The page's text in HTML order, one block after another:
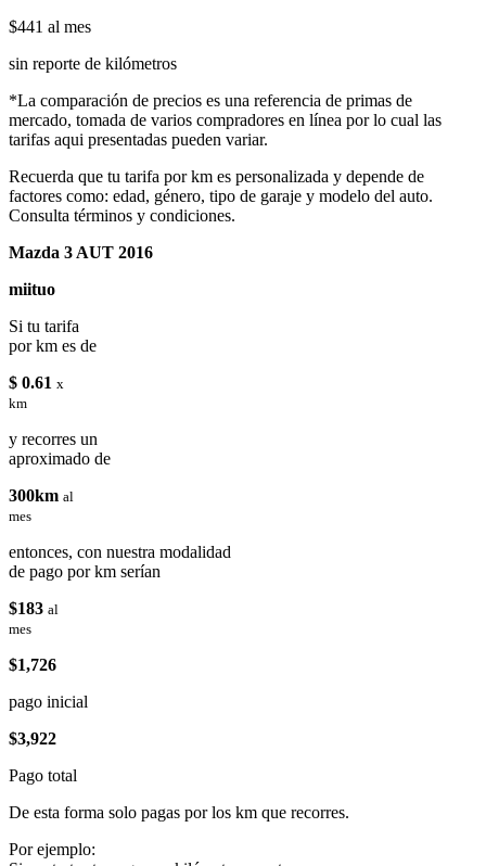
$441 al mes
sin reporte de kilómetros
*La comparación de precios es una referencia de primas de
mercado, tomada de varios compradores en línea por lo cual las
tarifas aqui presentadas pueden variar.
Recuerda que tu tarifa por km es personalizada y depende de
factores como: edad, género, tipo de garaje y modelo del auto.
Consulta términos y condiciones.
Mazda 3 AUT 2016
miituo
Si tu tarifa
por km es de
$ 0.61 x
km
y recorres un
aproximado de
300km al
mes
entonces, con nuestra modalidad
de pago por km serían
$183 al
mes
$1,726
pago inicial
$3,922
Pago total
De esta forma solo pagas por los km que recorres.
Por ejemplo: